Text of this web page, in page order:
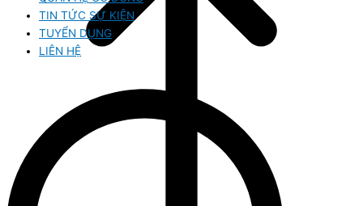
TIN TỨC SỰ KIỆN
TUYỂN DỤNG
LIÊN HỆ